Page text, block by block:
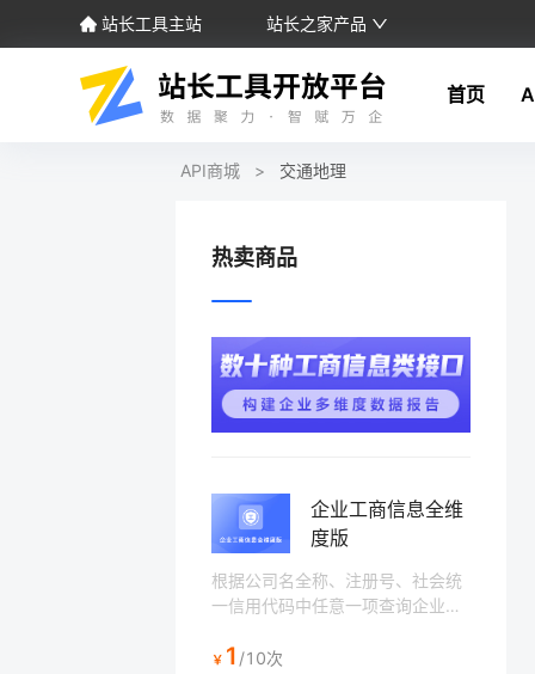
站长工具主站 站长之家产品
首页
API商城 > 交通地理
热卖商品
企业工商信息全维
度版
根据公司名全称、注册号、社会统
一信用代码中任意一项查询企业工
股东信息、出资信息、变更信息、
￥ 1 /10次